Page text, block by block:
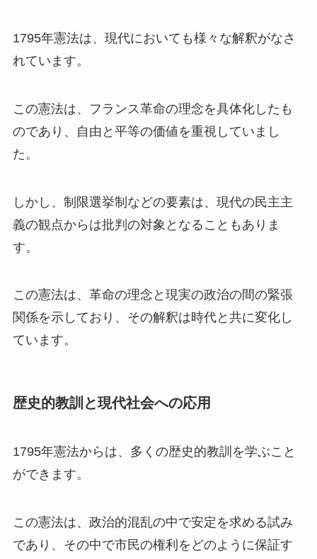
1795年憲法は、現代においても様々な解釈がなさ
れています。
この憲法は、フランス革命の理念を具体化したも
のであり、自由と平等の価値を重視していまし
た。
しかし、制限選挙制などの要素は、現代の民主主
義の観点からは批判の対象となることもありま
す。
この憲法は、革命の理念と現実の政治の間の緊張
関係を示しており、その解釈は時代と共に変化し
ています。
歴史的教訓と現代社会への応用
1795年憲法からは、多くの歴史的教訓を学ぶこと
ができます。
この憲法は、政治的混乱の中で安定を求める試み
であり、その中で市民の権利をどのように保証す